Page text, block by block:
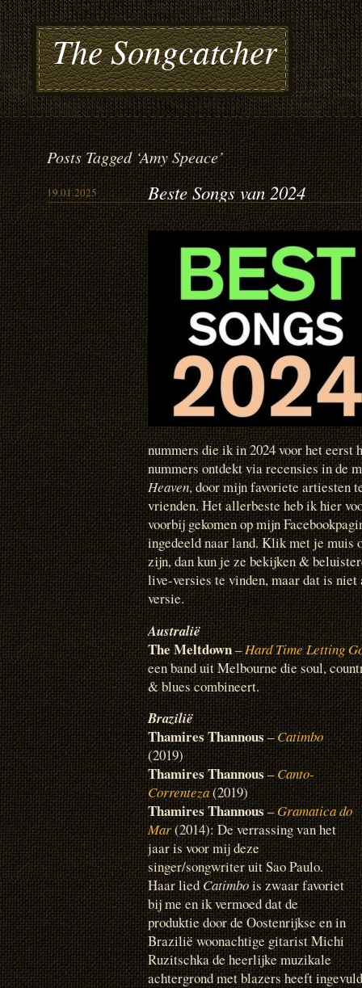
The Songcatcher
Posts Tagged ‘Amy Speace’
19.01.2025 Beste Songs van 2024
nummers die ik in 2024 voor het eerst
nummers ontdekt via recensies in de
Heaven, door mijn favoriete artiesten
vrienden. Het allerbeste heb ik hier
voorbij gekomen op mijn
ingedeeld naar land. Klik met je muis
zijn, dan kun je ze bekijken &
live-versies te vinden, maar dat is
versie.
Australië
The Meltdown–Hard Time Letting
een band uit Melbourne die soul,
& blues combineert.
Brazilië
Thamires Thannous–Catimbo
(2019)
Thamires Thannous–Canto-
Correnteza(2019)
Thamires Thannous–Gramatica do
Mar(2014): De verrassing van het
jaar is voor mij deze
singer/songwriter uit Sao Paulo.
Haar liedCatimbois zwaar favoriet
bij me en ik vermoed dat de
produktie door de Oostenrijkse en in
Brazilië woonachtige gitarist Michi
Ruzitschka de heerlijke muzikale
achtergrond met blazers heeft